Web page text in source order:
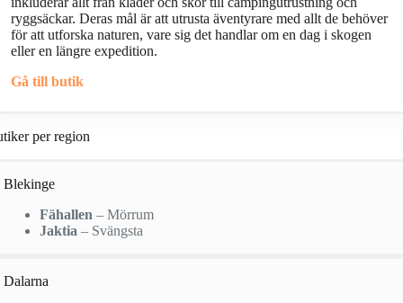
ryggsäckar. Deras mål är att utrusta äventyrare med allt de behöver
för att utforska naturen, vare sig det handlar om en dag i skogen
eller en längre expedition.
Gå till butik
per region
Blekinge
Fähallen – Mörrum
Jaktia – Svängsta
Dalarna